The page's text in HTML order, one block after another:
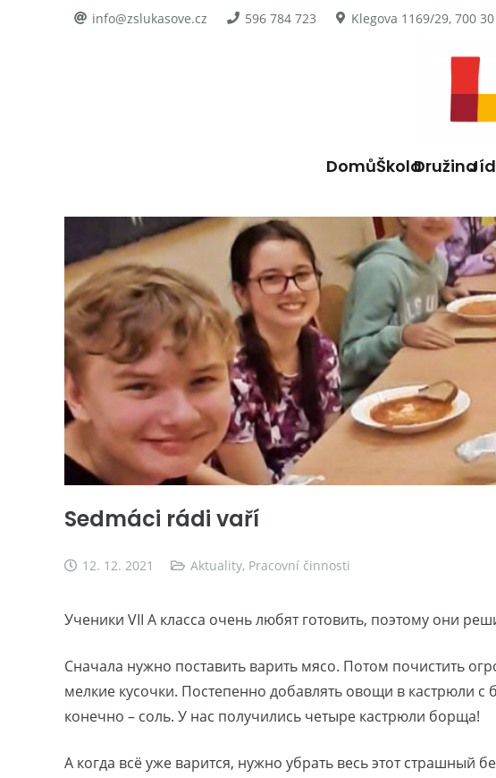
info@zslukasove.cz 596 784 723 Klegova 1169/29, 700
DomůŠkolaDružina
Sedmáci rádi vaří
12. 12. 2021 Aktuality, Pracovní činnosti
Ученики VII A класса очень любят готовить, поэтому они
Сначала нужно поставить варить мясо. Потом почистить
мелкие кусочки. Постепенно добавлять овощи в кастрюли
конечно – соль. У нас получились четыре кастрюли борща!
А когда всё уже варится, нужно убрать весь этот страшный